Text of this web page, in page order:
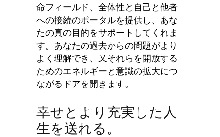
命フィールド、全体性と自己と他者
への接続のポータルを提供し、あな
たの真の目的をサポートしてくれま
す。あなたの過去からの問題がより
よく理解でき、又それらを開放する
ためのエネルギーと意識の拡大につ
ながるドアを開きます。
幸せとより充実した人
生を送れる。